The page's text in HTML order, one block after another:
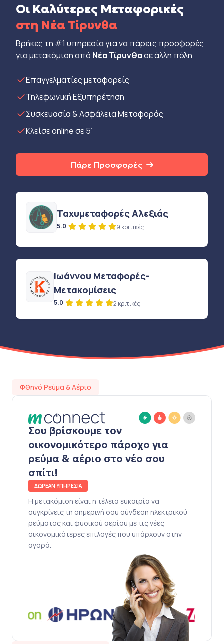
Οι Καλύτερες Μεταφορικές
στη Νέα Τίρυνθα
Βρήκες τη #1 υπηρεσία για να πάρεις προσφορές
για μετακόμιση από Νέα Τίρυνθασε άλλη πόλη
Eπαγγελματίες μεταφορείς
Τηλεφωνική Εξυπηρέτηση
Συσκευασία & Ασφάλεια Μεταφοράς
Κλείσε online σε 5’
Πάρε Προσφορές
Ταχυμεταφορές Αλεξιάς
5.0 9 κριτικές
Ιωάννου Μεταφορές-
Μετακομίσεις
5.0 2 κριτικές
Φθηνό Ρεύμα & Αέριο
Σου βρίσκουμε τον
οικονομικότερο πάροχο για
ρεύμα & αέριο στο νέο σου
σπίτι!
ΔΩΡΕΑΝ ΥΠΗΡΕΣΙΑ
Η μετακόμιση είναι η τέλεια ευκαιρία να
συγκρίνεις τη σημερινή σου σύνδεση ηλεκτρικού
ρεύματος και φυσικού αερίου με τις νέες
οικονομικότερες επιλογές που υπάρχουν στην
αγορά.